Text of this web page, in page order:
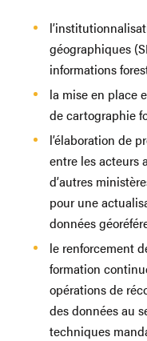
géographiques
informations
la mise en place
de cartographie
l’élaboration de
entre les acteurs
d’autres
pour une
données
le renforcement
formation
opérations de
des données au
techniques